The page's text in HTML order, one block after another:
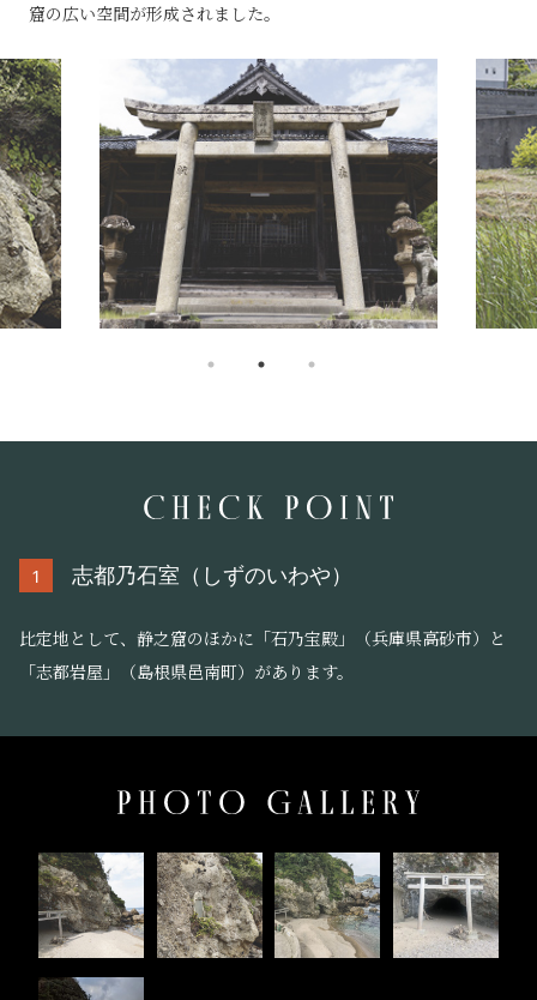
窟の広い空間が形成されました。
1 志都乃石室（しずのいわや）
比定地として、静之窟のほかに「石乃宝殿」（兵庫県高砂市）と
「志都岩屋」（島根県邑南町）があります。